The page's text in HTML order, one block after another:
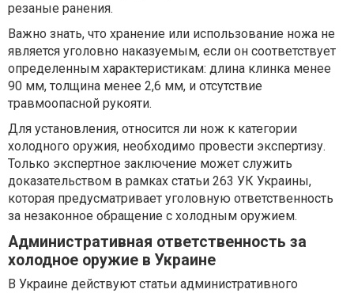
резаные ранения.
Важно знать, что хранение или использование ножа не
является уголовно наказуемым, если он соответствует
определенным характеристикам: длина клинка менее
90 мм, толщина менее 2,6 мм, и отсутствие
травмоопасной рукояти.
Для установления, относится ли нож к категории
холодного оружия, необходимо провести экспертизу.
Только экспертное заключение может служить
доказательством в рамках статьи 263 УК Украины,
которая предусматривает уголовную ответственность
за незаконное обращение с холодным оружием.
Административная ответственность за
холодное оружие в Украине
В Украине действуют статьи административного